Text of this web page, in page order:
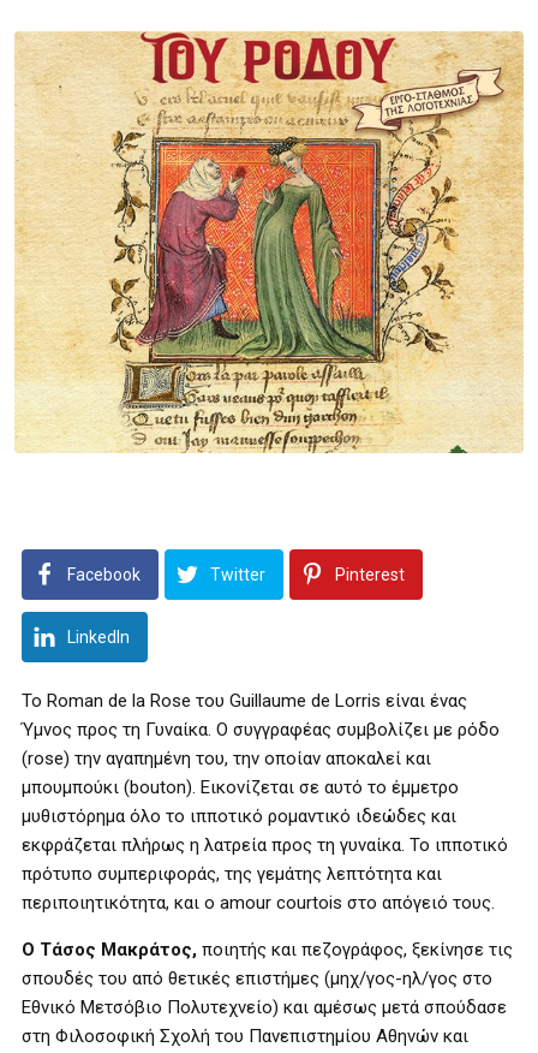
Facebook Twitter Pinterest
LinkedIn
Το Roman de la Rose του Guillaume de Lorris είναι ένας
Ύμνος προς τη Γυναίκα. Ο συγγραφέας συμβολίζει με ρόδο
(rose) την αγαπημένη του, την οποίαν αποκαλεί και
μπουμπούκι (bouton). Εικονίζεται σε αυτό το έμμετρο
μυθιστόρημα όλο το ιπποτικό ρομαντικό ιδεώδες και
εκφράζεται πλήρως η λατρεία προς τη γυναίκα. Το ιπποτικό
πρότυπο συμπεριφοράς, της γεμάτης λεπτότητα και
περιποιητικότητα, και ο amour courtois στο απόγειό τους.
Ο Τάσος Μακράτος, ποιητής και πεζογράφος, ξεκίνησε τις
σπουδές του από θετικές επιστήμες (μηχ/γος-ηλ/γος στο
Εθνικό Μετσόβιο Πολυτεχνείο) και αμέσως μετά σπούδασε
στη Φιλοσοφική Σχολή του Πανεπιστημίου Αθηνών και